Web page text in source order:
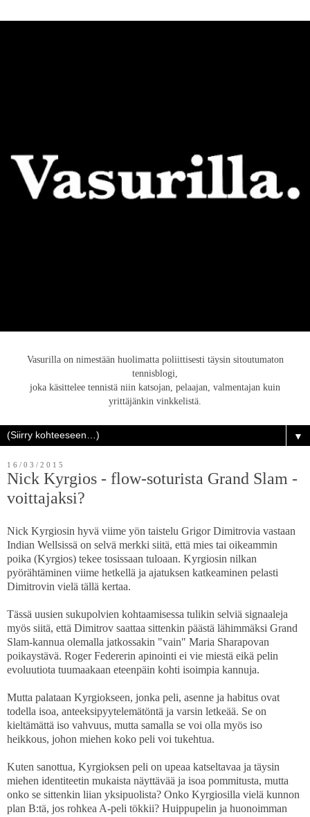
Vasurilla on nimestään huolimatta poliittisesti täysin sitoutumaton
tennisblogi,
joka käsittelee tennistä niin katsojan, pelaajan, valmentajan kuin
yrittäjänkin vinkkelistä.
▼
16/03/2015
Nick Kyrgios - flow-soturista Grand Slam -
voittajaksi?
Nick Kyrgiosin hyvä viime yön taistelu Grigor Dimitrovia vastaan
Indian Wellsissä on selvä merkki siitä, että mies tai oikeammin
poika (Kyrgios) tekee tosissaan tuloaan. Kyrgiosin nilkan
pyörähtäminen viime hetkellä ja ajatuksen katkeaminen pelasti
Dimitrovin vielä tällä kertaa.
Tässä uusien sukupolvien kohtaamisessa tulikin selviä signaaleja
myös siitä, että Dimitrov saattaa sittenkin päästä lähimmäksi Grand
Slam-kannua olemalla jatkossakin "vain" Maria Sharapovan
poikaystävä. Roger Federerin apinointi ei vie miestä eikä pelin
evoluutiota tuumaakaan eteenpäin kohti isoimpia kannuja.
Mutta palataan Kyrgiokseen, jonka peli, asenne ja habitus ovat
todella isoa, anteeksipyytelemätöntä ja varsin letkeää. Se on
kieltämättä iso vahvuus, mutta samalla se voi olla myös iso
heikkous, johon miehen koko peli voi tukehtua.
Kuten sanottua, Kyrgioksen peli on upeaa katseltavaa ja täysin
miehen identiteetin mukaista näyttävää ja isoa pommitusta, mutta
onko se sittenkin liian yksipuolista? Onko Kyrgiosilla vielä kunnon
plan B:tä, jos rohkea A-peli tökkii? Huippupelin ja huonoimman